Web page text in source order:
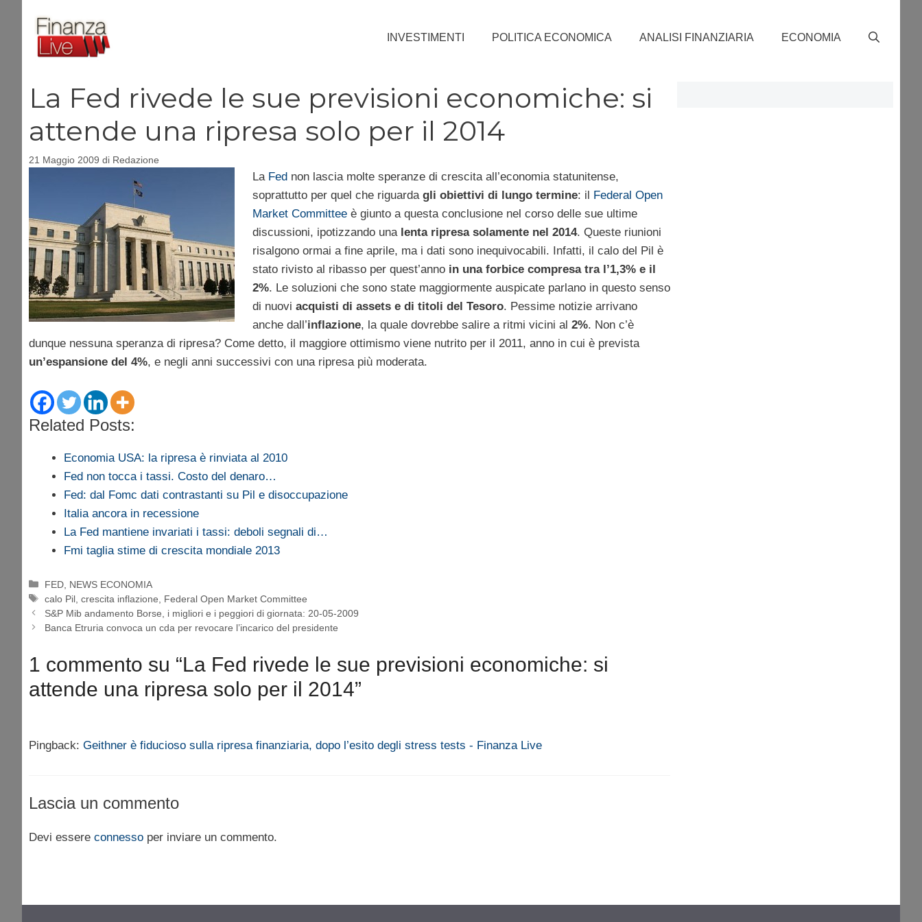
contenuto
INVESTIMENTI POLITICA ECONOMICA ANALISI FINANZIARIA ECONOMIA
La Fed rivede le sue previsioni economiche: si
attende una ripresa solo per il 2014
21 Maggio 2009 di Redazione
La Fednon lascia molte speranze di crescita all’economia statunitense,
soprattutto per quel che riguarda gli obiettivi di lungo termine: il Federal Open
Market Committeeè giunto a questa conclusione nel corso delle sue ultime
discussioni, ipotizzando una lenta ripresa solamente nel 2014. Queste riunioni
risalgono ormai a fine aprile, ma i dati sono inequivocabili. Infatti, il calo del Pil è
stato rivisto al ribasso per quest’anno in una forbice compresa tra l’1,3% e il
2%. Le soluzioni che sono state maggiormente auspicate parlano in questo senso
di nuovi acquisti di assets e di titoli del Tesoro. Pessime notizie arrivano
anche dall’inflazione, la quale dovrebbe salire a ritmi vicini al 2%. Non c’è
dunque nessuna speranza di ripresa? Come detto, il maggiore ottimismo viene nutrito per il 2011, anno in cui è prevista
un’espansione del 4%, e negli anni successivi con una ripresa più moderata.
Related Posts:
Economia USA: la ripresa è rinviata al 2010
Fed non tocca i tassi. Costo del denaro…
Fed: dal Fomc dati contrastanti su Pil e disoccupazione
Italia ancora in recessione
La Fed mantiene invariati i tassi: deboli segnali di…
Fmi taglia stime di crescita mondiale 2013
Categorie
FED NEWS ECONOMIA
Tag
calo Pil ,crescita inflazione
Federal Open Market Committee
S&P Mib andamento Borse, i migliori e i peggiori di giornata: 20-05-2009
Banca Etruria convoca un cda per revocare l’incarico del presidente
1 commento su “La Fed rivede le sue previsioni economiche: si
attende una ripresa solo per il 2014”
Pingback: Geithner è fiducioso sulla ripresa finanziaria, dopo l’esito degli stress tests - Finanza Live
Lascia un commento
Devi essere connesso per inviare un commento.